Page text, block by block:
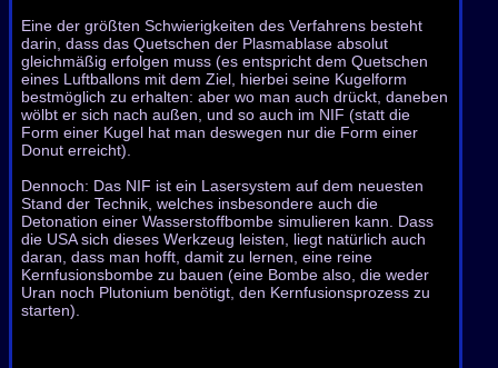
Eine der größten Schwierigkeiten des Verfahrens besteht
darin, dass das Quetschen der Plasmablase absolut
gleichmäßig erfolgen muss (es entspricht dem Quet­schen
eines Luftballons mit dem Ziel, hierbei seine Kugelform
bestmöglich zu erhalten: aber wo man auch drückt, daneben
wölbt er sich nach außen, und so auch im NIF (statt die
Form einer Kugel hat man deswegen nur die Form einer
Donut erreicht).
Dennoch: Das NIF ist ein Lasersystem auf dem neuesten
Stand der Technik, welches insbesondere auch die
Detonation einer Wasserstoffbombe simulieren kann. Dass
die USA sich dieses Werkzeug leisten, liegt natürlich auch
daran, dass man hofft, damit zu lernen, eine reine
Kernfusionsbombe zu bauen (eine Bombe also, die weder
Uran noch Plutonium benötigt, den Kernfusionsprozess zu
starten).